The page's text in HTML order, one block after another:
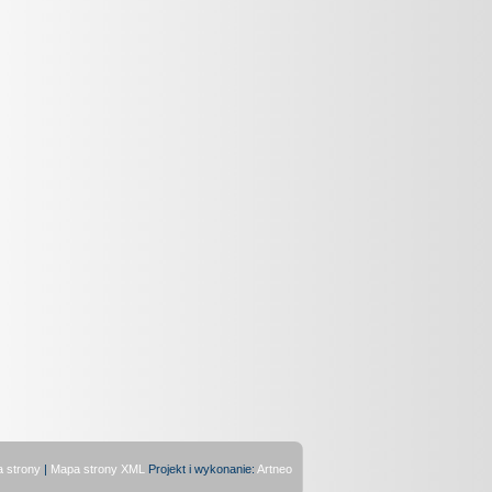
strony Mapa strony XML Projekt i wykonanie: Artneo